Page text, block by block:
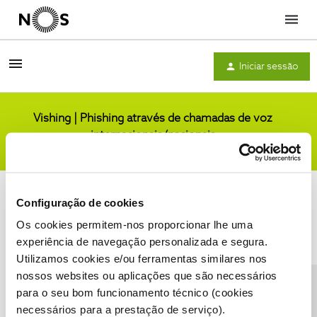
Configuração de cookies
Os cookies permitem-nos proporcionar lhe uma
experiência de navegação personalizada e segura.
Utilizamos cookies e/ou ferramentas similares nos
nossos websites ou aplicações que são necessários
para o seu bom funcionamento técnico (cookies
necessários para a prestação de serviço).
Menu
Iniciar sessão
Vishing | Phishing através de chamadas de voz
internacionais/nacionais
Condições do Fórum NOS Accessibility statement